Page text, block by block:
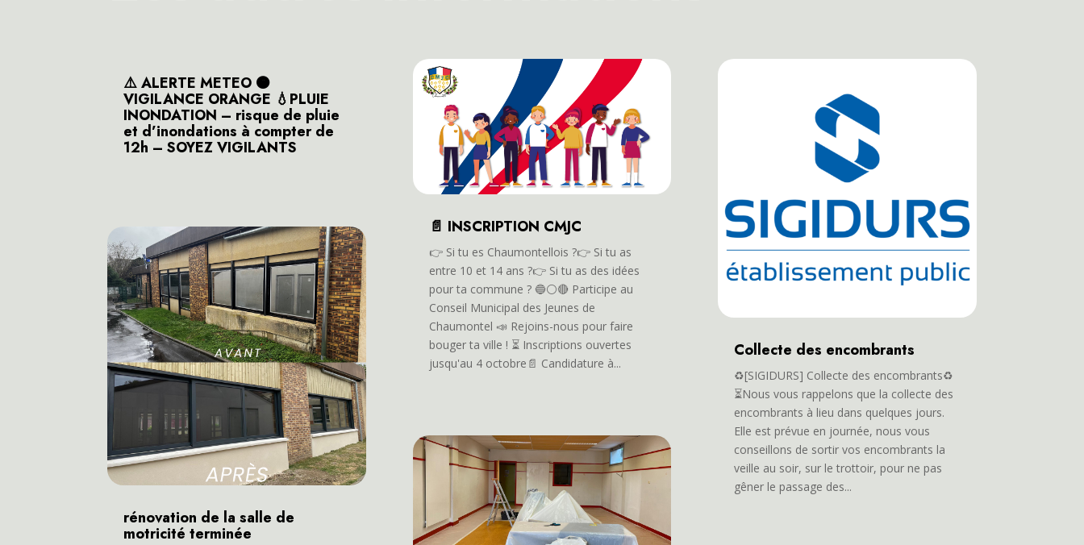
⚠️ ALERTE METEO 🟠
VIGILANCE ORANGE 💧PLUIE
INONDATION – risque de pluie
et d’inondations à compter de
12h – SOYEZ VIGILANTS
rénovation de la salle de
motricité terminée
📄 INSCRIPTION CMJC
👉️ Si tu es Chaumontellois ?👉️ Si tu as
entre 10 et 14 ans ?👉️ Si tu as des idées
pour ta commune ? 🔵⚪️🔴 Participe au
Conseil Municipal des Jeunes de
Chaumontel 📣 Rejoins-nous pour faire
bouger ta ville ! ⏳️ Inscriptions ouvertes
jusqu'au 4 octobre📄 Candidature à...
Collecte des encombrants
♻️[SIGIDURS] Collecte des encombrants♻️
⏳Nous vous rappelons que la collecte des
encombrants à lieu dans quelques jours.
Elle est prévue en journée, nous vous
conseillons de sortir vos encombrants la
veille au soir, sur le trottoir, pour ne pas
gêner le passage des...